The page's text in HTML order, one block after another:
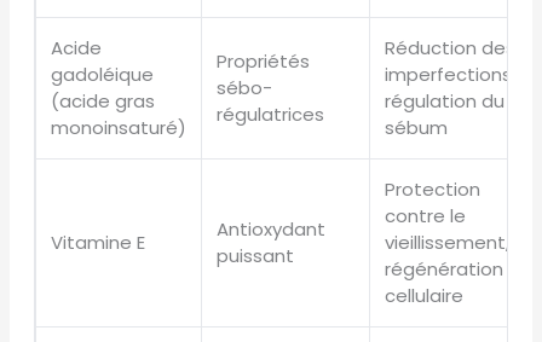
Acide
gadoléique
(acide gras
monoinsaturé)
Propriétés
sébo-
régulatrices
Réduction des
imperfections,
régulation du
sébum
Vitamine E
Antioxydant
puissant
Protection
contre le
vieillissement,
régénération
cellulaire